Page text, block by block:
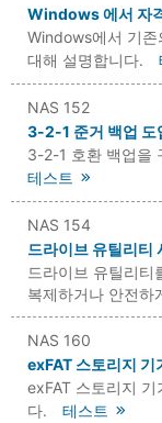
Windows 에서 자
Windows에서 기존
대해 설명합니다.
NAS 152
3-2-1 준거 백업 도
3-2-1 호환 백업을
테스트
NAS 154
드라이브 유틸리티
드라이브 유틸리티
복제하거나 안전하
NAS 160
exFAT 스토리지 기
exFAT 스토리지
다.
테스트